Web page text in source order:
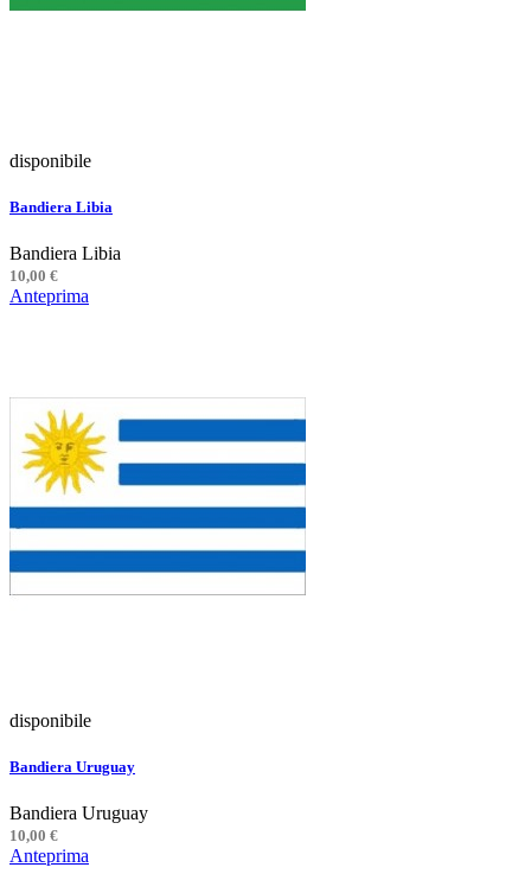
disponibile
Bandiera Libia
Bandiera Libia
10,00 €
Anteprima
disponibile
Bandiera Uruguay
Bandiera Uruguay
10,00 €
Anteprima